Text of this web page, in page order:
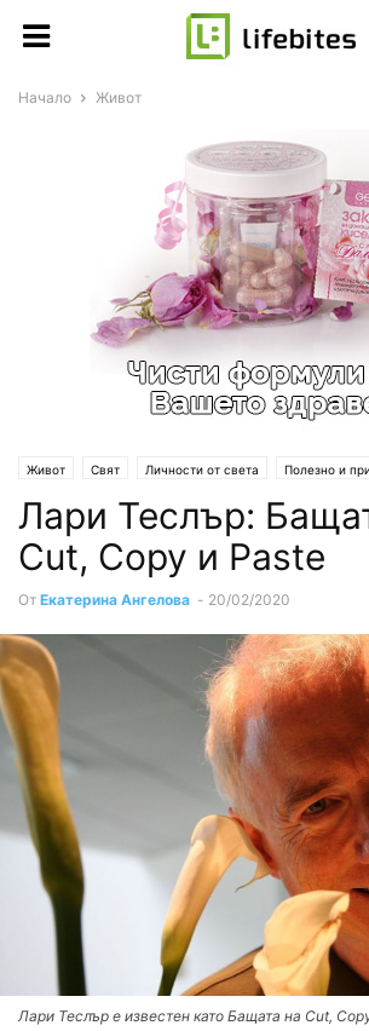
Начало Живот
Живот Свят Личности от света Полезно и
Лари Теслър:
Cut, Copy и Paste
От Екатерина Ангелова - 20/02/2020
Лари Теслър е известен като Бащата на Cut,